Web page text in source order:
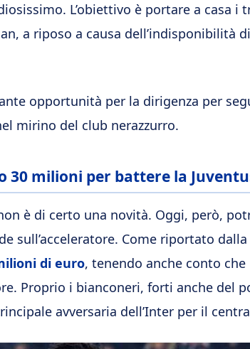
L’obiettivo è portare a casa i
a riposo a causa dell’indisponibilità
opportunità per la dirigenza per
mirino del club nerazzurro.
30 milioni per battere la
è di certo una novità. Oggi, però,
sull’acceleratore. Come riportato dalla
di euro, tenendo anche conto che
Proprio i bianconeri, forti anche del
avversaria dell’Inter per il